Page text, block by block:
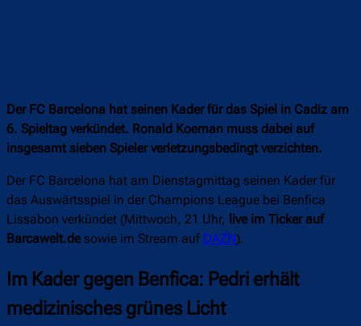
Der FC Barcelona hat seinen Kader für das Spiel in Cadiz am
6. Spieltag verkündet. Ronald Koeman muss dabei auf
insgesamt sieben Spieler verletzungsbedingt verzichten.
Der FC Barcelona hat am Dienstagmittag seinen Kader für
das Auswärtsspiel in der Champions League bei Benfica
Lissabon verkündet (Mittwoch, 21 Uhr, live im Ticker auf
Barcawelt.de sowie im Stream auf DAZN).
Im Kader gegen Benfica: Pedri erhält
medizinisches grünes Licht